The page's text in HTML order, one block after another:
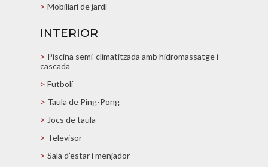
> Mobiliari de jardí
INTERIOR
> Piscina semi-climatitzada amb hidromassatge i
cascada
> Futbolí
> Taula de Ping-Pong
> Jocs de taula
> Televisor
> Sala d’estar i menjador